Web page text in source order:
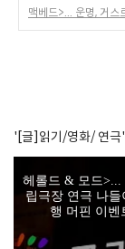
맥베드>... 운명, 거스
'[글]읽기/영화/ 연
헤롤드 & 모드>...
립극장 연극 나
행 머핀 이벤